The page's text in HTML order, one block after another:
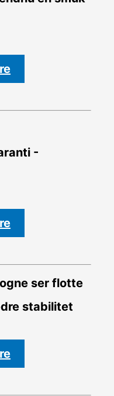
-
ser flotte
stabilitet